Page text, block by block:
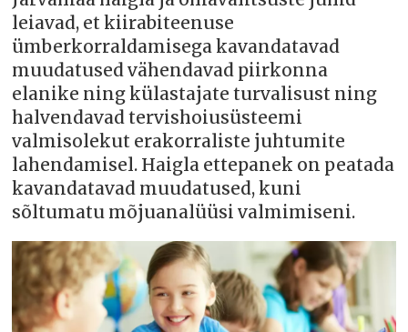
leiavad, et kiirabiteenuse
ümberkorraldamisega kavandatavad
muudatused vähendavad piirkonna
elanike ning külastajate turvalisust ning
halvendavad tervishoiusüsteemi
valmisolekut erakorraliste juhtumite
lahendamisel. Haigla ettepanek on peatada
kavandatavad muudatused, kuni
sõltumatu mõjuanalüüsi valmimiseni.